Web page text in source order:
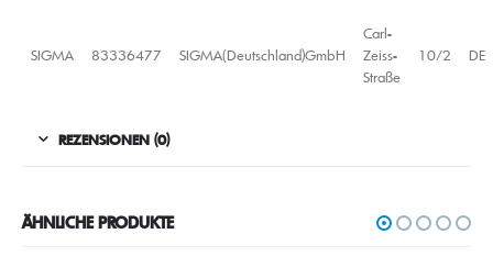
SIGMA 83336477 SIGMA(Deutschland)GmbH
Carl-
Zeiss-
Straße
10/2 DE
REZENSIONEN (0)
ÄHNLICHE PRODUKTE